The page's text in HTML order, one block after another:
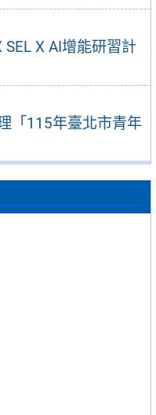
X AI增能研習計
「115年臺北市青年